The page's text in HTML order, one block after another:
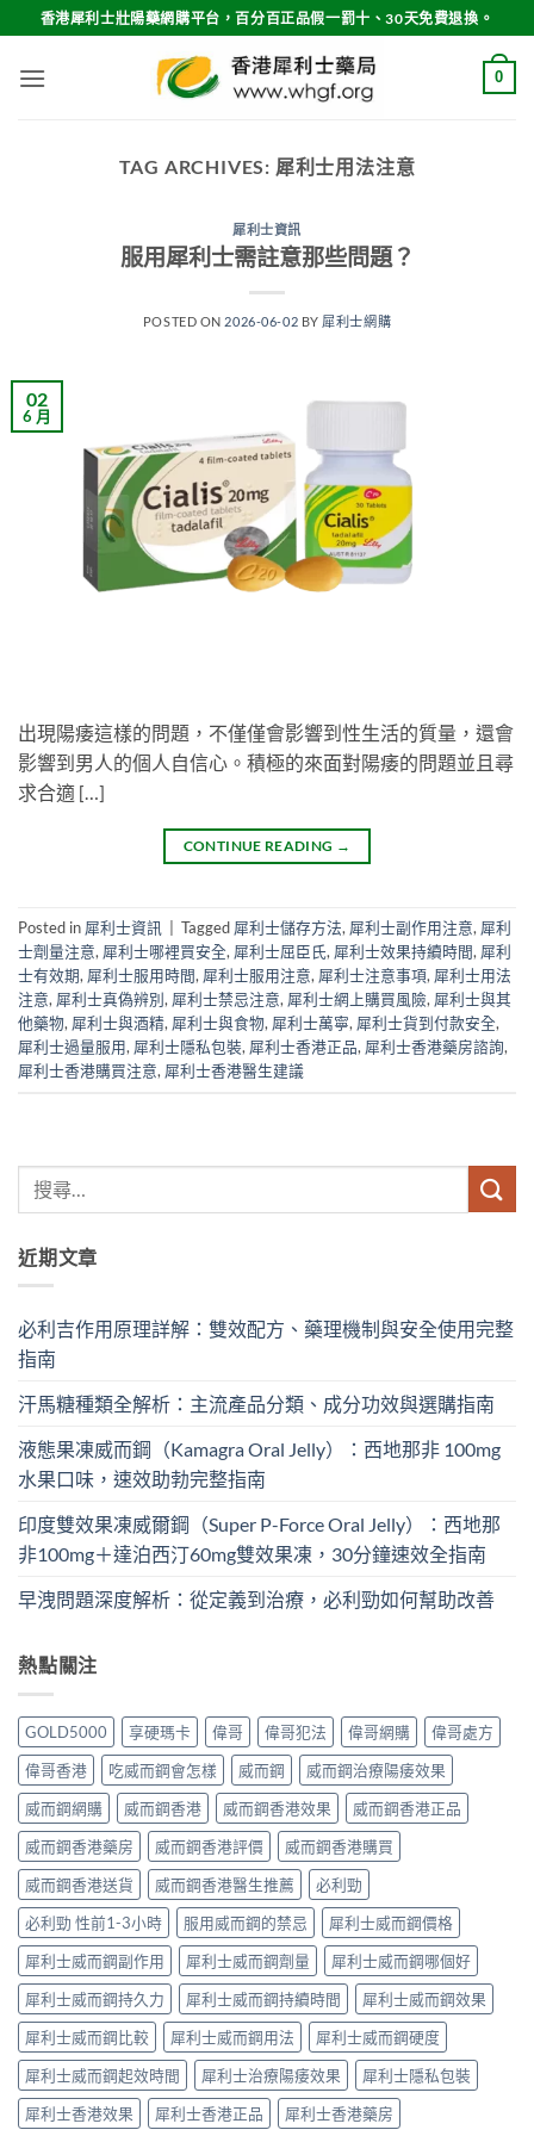
to
content
香港犀利士壯陽藥網購平台，百分百正品假一罰十、30天免費退換。
0
TAG ARCHIVES: 犀利士用法注意
犀利士資訊
服用犀利士需註意那些問題？
POSTED ON 2026-06-02 BY 犀利士網購
02
6 月
出現陽痿這樣的問題，不僅僅會影響到性生活的質量，還會
影響到男人的個人自信心。積極的來面對陽痿的問題並且尋
求合適 […]
CONTINUE READING →
Posted in 犀利士資訊 Tagged 犀利士儲存方法, 犀利士副作用注意, 犀利
士劑量注意, 犀利士哪裡買安全, 犀利士屈臣氏, 犀利士效果持續時間, 犀利
士有效期, 犀利士服用時間, 犀利士服用注意, 犀利士注意事項, 犀利士用法
注意, 犀利士真偽辨別, 犀利士禁忌注意, 犀利士網上購買風險, 犀利士與其
他藥物, 犀利士與酒精, 犀利士與食物, 犀利士萬寧, 犀利士貨到付款安全,
犀利士過量服用, 犀利士隱私包裝, 犀利士香港正品, 犀利士香港藥房諮詢,
犀利士香港購買注意, 犀利士香港醫生建議
近期文章
必利吉作用原理詳解：雙效配方、藥理機制與安全使用完整
指南
汗馬糖種類全解析：主流產品分類、成分功效與選購指南
液態果凍威而鋼（Kamagra Oral Jelly）：西地那非 100mg​
水果口味，速效助勃完整指南
印度雙效果凍威爾鋼（Super P-Force Oral Jelly）：西地那
非100mg＋達泊西汀60mg雙效果凍，30分鐘速效全指南
早洩問題深度解析：從定義到治療，必利勁如何幫助改善
熱點關注
GOLD5000 享硬瑪卡 偉哥 偉哥犯法 偉哥網購
偉哥處方
偉哥香港
吃威而鋼會怎樣 威而鋼
威而鋼治療陽痿效果
威而鋼網購
威而鋼香港 威而鋼香港效果
威而鋼香港正品
威而鋼香港藥房
威而鋼香港評價
威而鋼香港購買
威而鋼香港送貨
威而鋼香港醫生推薦
必利勁
必利勁 性前1-3小時
服用威而鋼的禁忌
犀利士威而鋼價格
犀利士威而鋼副作用
犀利士威而鋼劑量
犀利士威而鋼哪個好
犀利士威而鋼持久力
犀利士威而鋼持續時間
犀利士威而鋼效果
犀利士威而鋼比較
犀利士威而鋼用法
犀利士威而鋼硬度
犀利士威而鋼起效時間
犀利士治療陽痿效果
犀利士隱私包裝
犀利士香港效果
犀利士香港正品 犀利士香港藥房